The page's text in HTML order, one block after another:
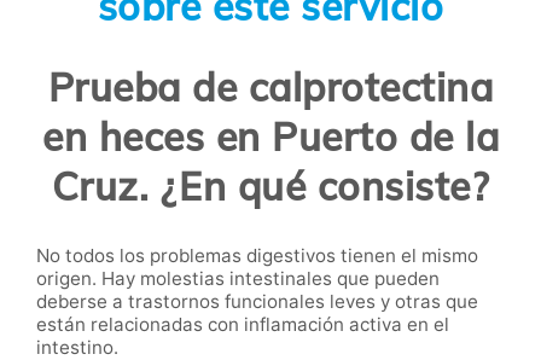
Prueba de calprotectina
en heces en Puerto de la
Cruz. ¿En qué consiste?
No todos los problemas digestivos tienen el mismo
origen. Hay molestias intestinales que pueden
deberse a trastornos funcionales leves y otras que
están relacionadas con inflamación activa en el
intestino.